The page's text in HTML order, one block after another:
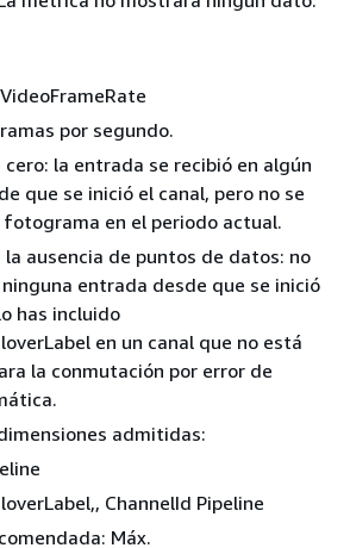
por segundo.
la entrada se recibió en algún
que se inició el canal, pero no se
en el periodo actual.
ausencia de puntos de datos: no
entrada desde que se inició
has incluido
en un canal que no está
la conmutación por error de
admitidas:
ChannelId Pipeline
Máx.